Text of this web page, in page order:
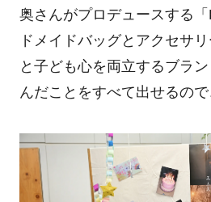
奥さんがプロデュースする
ドメイドバッグとアクセサ
と子ども心を両立するブラ
んだことをすべて出せるので